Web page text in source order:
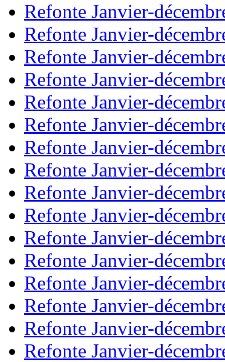
Refonte Janvier-
Refonte Janvier-
Refonte Janvier-
Refonte Janvier-
Refonte Janvier-
Refonte Janvier-
Refonte Janvier-
Refonte Janvier-
Refonte Janvier-
Refonte Janvier-
Refonte Janvier-
Refonte Janvier-
Refonte Janvier-
Refonte Janvier-
Refonte Janvier-
Refonte Janvier-